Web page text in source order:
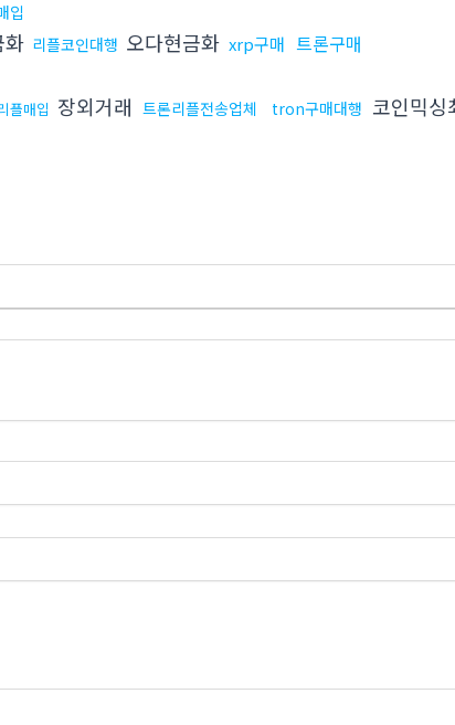
입
화 리플코인대행 오다현금화 xrp구매 트론구매
플매입 장외거래 트론리플전송업체 tron구매대행 코인믹싱